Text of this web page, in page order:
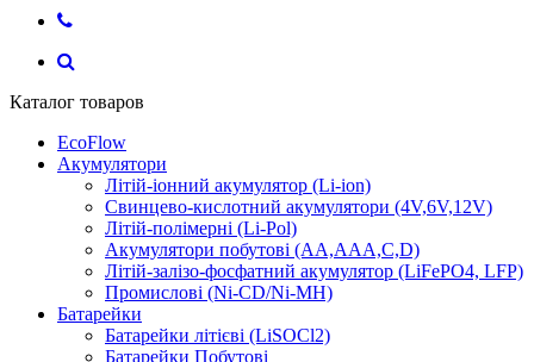
Каталог товаров
EcoFlow
Акумулятори
Літій-іонний акумулятор (Li-ion)
Свинцево-кислотний акумулятори (4V,6V,12V)
Літій-полімерні (Li-Pol)
Акумулятори побутові (AA,AAA,C,D)
Літій-залізо-фосфатний акумулятор (LiFePO4, LFP)
Промислові (Ni-CD/Ni-MH)
Батарейки
Батарейки літієві (LiSOCl2)
Батарейки Побутові